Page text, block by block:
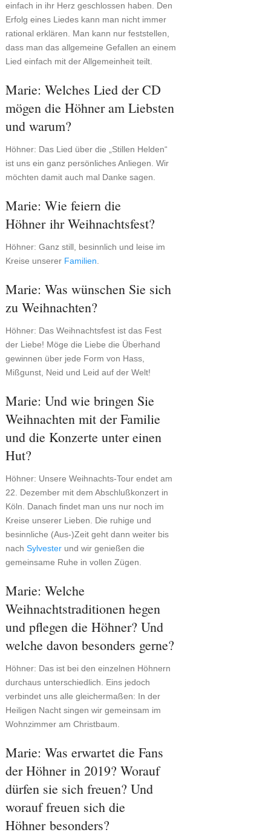
einfach in ihr Herz geschlossen haben. Den
Erfolg eines Liedes kann man nicht immer
rational erklären. Man kann nur feststellen,
dass man das allgemeine Gefallen an einem
Lied einfach mit der Allgemeinheit teilt.
Marie: Welches Lied der CD
mögen die Höhner am Liebsten
und warum?
Höhner: Das Lied über die „Stillen Helden“
ist uns ein ganz persönliches Anliegen. Wir
möchten damit auch mal Danke sagen.
Marie: Wie feiern die
Höhner ihr Weihnachtsfest?
Höhner: Ganz still, besinnlich und leise im
Kreise unserer Familien
Marie: Was wünschen Sie sich
zu Weihnachten?
Höhner: Das Weihnachtsfest ist das Fest
der Liebe! Möge die Liebe die Überhand
gewinnen über jede Form von Hass,
Mißgunst, Neid und Leid auf der Welt!
Marie: Und wie bringen Sie
Weihnachten mit der Familie
und die Konzerte unter einen
Hut?
Höhner: Unsere Weihnachts-Tour endet am
22. Dezember mit dem Abschlußkonzert in
Köln. Danach findet man uns nur noch im
Kreise unserer Lieben. Die ruhige und
besinnliche (Aus-)Zeit geht dann weiter bis
nach Sylvesterund wir genießen die
gemeinsame Ruhe in vollen Zügen.
Marie: Welche
Weihnachtstraditionen hegen
und pflegen die Höhner? Und
welche davon besonders gerne?
Höhner: Das ist bei den einzelnen Höhnern
durchaus unterschiedlich. Eins jedoch
verbindet uns alle gleichermaßen: In der
Heiligen Nacht singen wir gemeinsam im
Wohnzimmer am Christbaum.
Marie: Was erwartet die Fans
der Höhner in 2019? Worauf
dürfen sie sich freuen? Und
worauf freuen sich die
Höhner besonders?